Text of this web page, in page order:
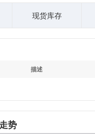
现货库存
描述
势